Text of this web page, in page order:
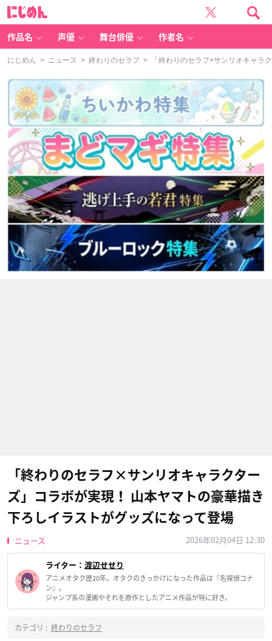
作品名 声優 舞台俳優 作者名
にじめん > ニュース > 終わりのセラフ > 「終わりのセラフ×サンリオキャラ
「終わりのセラフ×サンリオキャラクター
ズ」コラボが実現！ 山本ヤマトの豪華描き
下ろしイラストがグッズになって登場
ニュース 2026年02月04日 12:30
ライター： 渡辺せせり
アニメオタク歴20年。オタクのきっかけになった作品は『名探偵コナ
ン』。
ジャンプ系の漫画やそれを原作としたアニメ作品が特に好き。
カテゴリ : 終わりのセラフ